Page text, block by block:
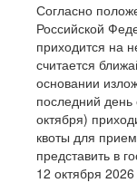
Согласно
Российской
приходится на
считается
основании
последний
октября)
квоты для
представить в
12 октября 2026